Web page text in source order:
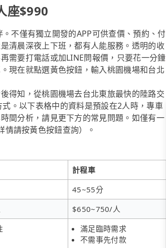
座$990
不僅有獨立開發的APP可供查價、預約、付
清晨深夜上下班，都有人能服務。透明的收
需要打電話或加LINE問報價，只要花一分鐘
現在就點選黃色按鈕，輸入桃園機場和台北
得知，從桃園機場去台北東旅最快的陸路交
。以下表格中的資料是預設在2人時，專車
間分析，請見更下方的常見問題。如僅有一
請按黃色按鈕查詢）。
計程車
45~55分
$650~750/人
滿足臨時需求
不需事先付款